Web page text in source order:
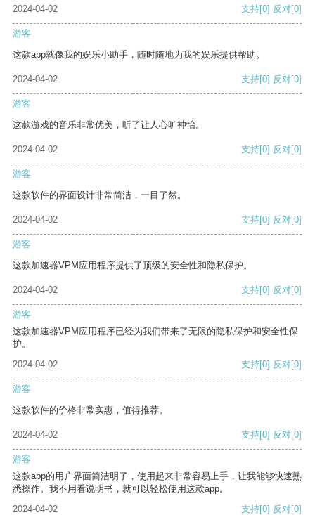
2024-04-02 支持[0] 反对[0]
游客
这款app就像我的娱乐小助手，随时随地为我的娱乐提供帮助。
2024-04-02 支持[0] 反对[0]
游客
这款游戏的音乐非常优美，听了让人心旷神怡。
2024-04-02 支持[0] 反对[0]
游客
这款软件的界面设计非常简洁，一目了然。
2024-04-02 支持[0] 反对[0]
游客
这款加速器VPM应用程序提供了顶级的安全性和隐私保护。
2024-04-02 支持[0] 反对[0]
游客
这款加速器VPM应用程序已经为我们带来了无限的隐私保护和安全性保
护。
2024-04-02
支持[0] 反对[0]
游客
这款软件的价格非常实惠，值得推荐。
2024-04-02 支持[0] 反对[0]
游客
这款app的用户界面简洁明了，使用起来非常容易上手，让我能够快速熟
悉操作。我不用看说明书，就可以轻松使用这款app。
2024-04-02
支持[0] 反对[0]